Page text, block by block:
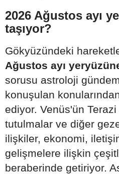
2026 Ağustos ayı
taşıyor?
Gökyüzündeki
Ağustos ayı
sorusu astroloji
konuşulan
ediyor. Venüs'ün
tutulmalar ve diğer
ilişkiler, ekonomi,
gelişmelere ilişkin
beraberinde getiriyor.